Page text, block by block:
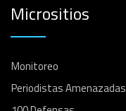
Micrositios
Monitoreo
Periodistas Amenazadas